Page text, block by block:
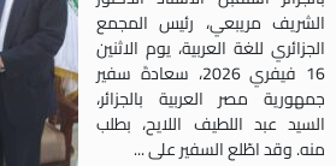
مريبعي، رئيس المجمع
للغة العربية، يوم الاثنين
16 فيفري 2026، سعادةَ سفير
مصر العربية بالجزائر،
عبد اللطيف اللايح، بطلب
وقد اطّلع السفير على ...